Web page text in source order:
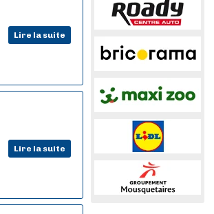
Lire la suite
Lire la suite